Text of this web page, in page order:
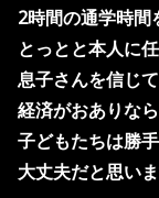
2時間の通学時間
とっとと本人に
息子さんを信じ
経済がおありなら
子どもたちは勝
大丈夫だと思いま